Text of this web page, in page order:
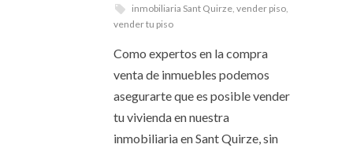
inmobiliaria Sant Quirze, vender piso,
vender tu piso
Como expertos en la compra
venta de inmuebles podemos
asegurarte que es posible vender
tu vivienda en nuestra
inmobiliaria en Sant Quirze, sin